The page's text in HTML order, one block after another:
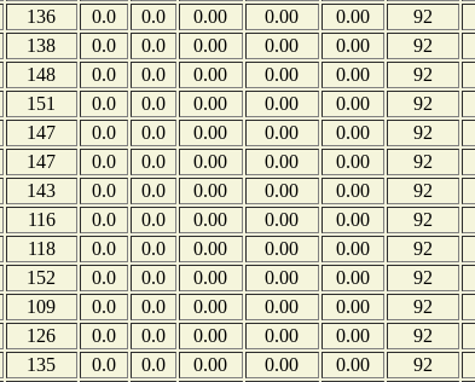
136 0.0 0.0 0.00 0.00 0.00 92
138 0.0 0.0 0.00 0.00 0.00 92
148 0.0 0.0 0.00 0.00 0.00 92
151 0.0 0.0 0.00 0.00 0.00 92
147 0.0 0.0 0.00 0.00 0.00 92
147 0.0 0.0 0.00 0.00 0.00 92
143 0.0 0.0 0.00 0.00 0.00 92
116 0.0 0.0 0.00 0.00 0.00 92
118 0.0 0.0 0.00 0.00 0.00 92
152 0.0 0.0 0.00 0.00 0.00 92
109 0.0 0.0 0.00 0.00 0.00 92
126 0.0 0.0 0.00 0.00 0.00 92
135 0.0 0.0 0.00 0.00 0.00 92